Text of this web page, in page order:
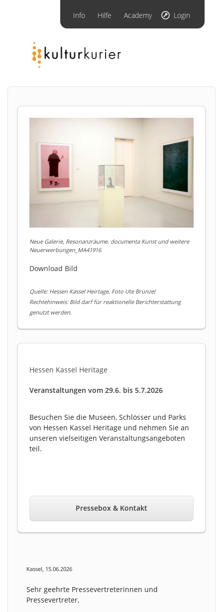
Info Hilfe Academy Login
Neue Galerie, Resonanzräume. documenta Kunst und weitere
Neuerwerbungen_MA41916
Download Bild
Quelle: Hessen Kassel Heirtage, Foto Ute Brunzel
Rechtehinweis: Bild darf für reaktionelle Berichterstattung
genutzt werden.
Hessen Kassel Heritage
Veranstaltungen vom 29.6. bis 5.7.2026
Besuchen Sie die Museen, Schlösser und Parks
von Hessen Kassel Heritage und nehmen Sie an
unseren vielseitigen Veranstaltungsangeboten
teil.
Pressebox & Kontakt
Kassel, 15.06.2026
Sehr geehrte Pressevertreterinnen und
Pressevertreter,